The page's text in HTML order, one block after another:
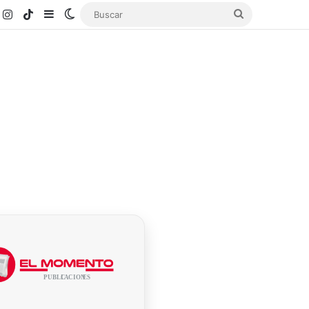
Instagram
TikTokSidebarSwitch skin Buscar